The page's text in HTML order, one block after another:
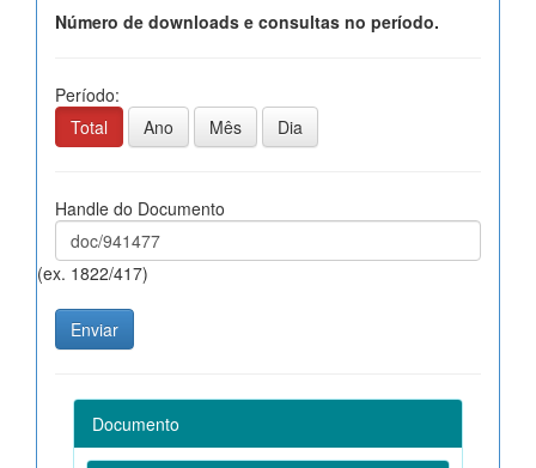
Número de downloads e consultas no período.
Período:
Total
Ano Mês Dia
Handle do Documento
(ex. 1822/417)
Documento